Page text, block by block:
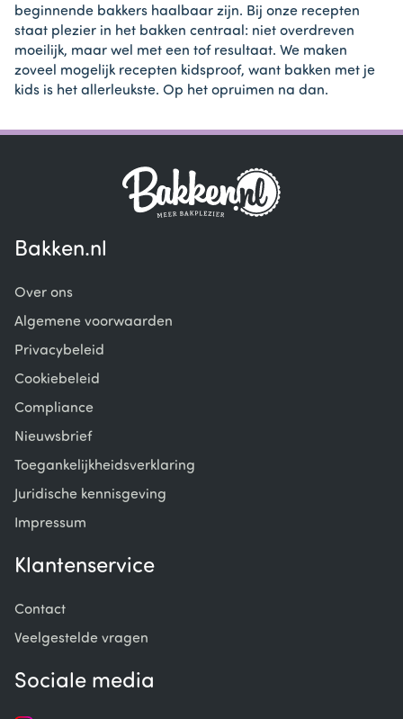
beginnende bakkers haalbaar zijn. Bij onze recepten
staat plezier in het bakken centraal: niet overdreven
moeilijk, maar wel met een tof resultaat. We maken
zoveel mogelijk recepten kidsproof, want bakken met je
kids is het allerleukste. Op het opruimen na dan.
Bakken.nl
Over ons
Algemene voorwaarden
Privacybeleid
Cookiebeleid
Compliance
Nieuwsbrief
Toegankelijkheidsverklaring
Juridische kennisgeving
Impressum
Klantenservice
Contact
Veelgestelde vragen
Sociale media